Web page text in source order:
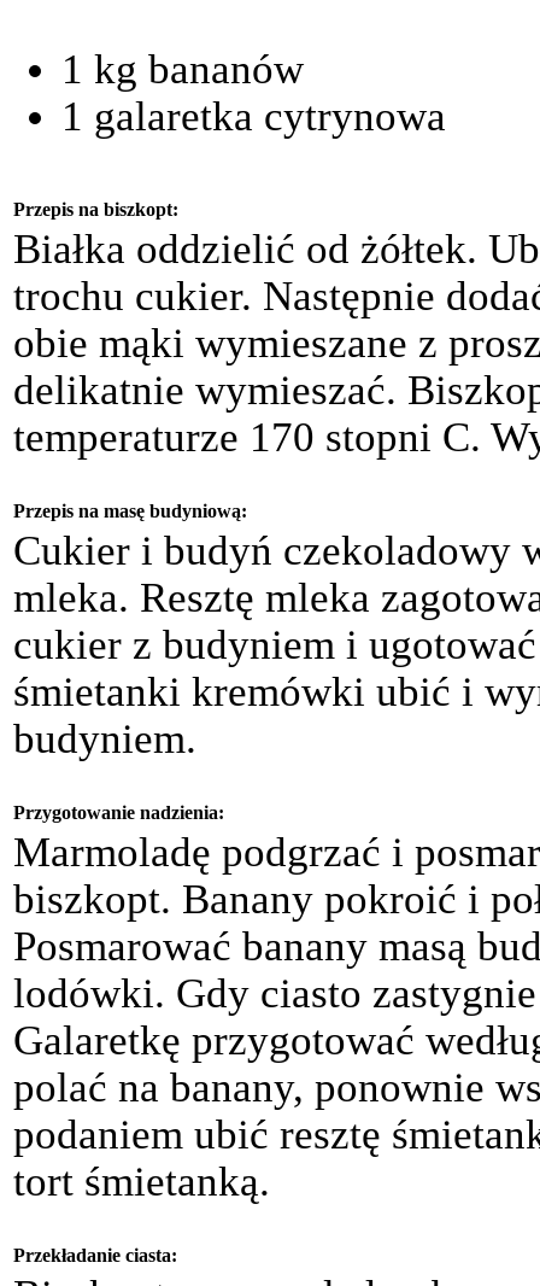
1 kg bananów
1 galaretka cytrynowa
Przepis na biszkopt:
Białka oddzielić od żółtek.
trochu cukier. Następnie
obie mąki wymieszane z
delikatnie wymieszać.
temperaturze 170 stopni C.
Przepis na masę budyniową:
Cukier i budyń czekoladowy
mleka. Resztę mleka
cukier z budyniem i
śmietanki kremówki ubić i
budyniem.
Przygotowanie nadzienia:
Marmoladę podgrzać i
biszkopt. Banany pokroić i
Posmarować banany masą
lodówki. Gdy ciasto
Galaretkę przygotować
polać na banany, ponownie
podaniem ubić resztę
tort śmietanką.
Przekładanie ciasta: